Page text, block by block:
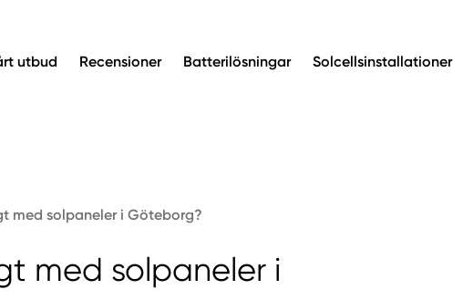
utbud Recensioner Batterilösningar Solcellsinstallationer
med solpaneler i Göteborg?
med solpaneler i